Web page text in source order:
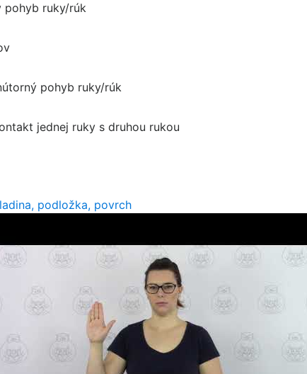
pohyb ruky/rúk
pohyb ruky/rúk
jednej ruky s druhou rukou
podložka, povrch